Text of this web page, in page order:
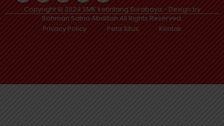
Copyright © 2024 SMK Ketintang Surabaya - Design by
Rohman Satria Abdillah All Rights Reserved.
Privacy Policy
Peta Situs Kontak